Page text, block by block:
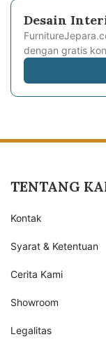
Desain
dengan gratis
TENTANG
Kontak
Syarat & Ketentuan
Cerita Kami
Showroom
Legalitas